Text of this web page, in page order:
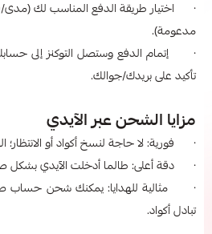
· اختيار طريقة الدفع المناسب لك (مدى/
مدعومة).
· إتمام الدفع وستصل التوكنز إلى حسابك
تأكيد على بريدك/جوالك.
مزايا الشحن عبر الآيدي
· فورية: لا حاجة لنسخ أكواد أو الانتظار؛
· دقة أعلى: طالما أدخلت الآيدي بشكل
· مثالية للهدايا: يمكنك شحن حساب
تبادل أكواد.